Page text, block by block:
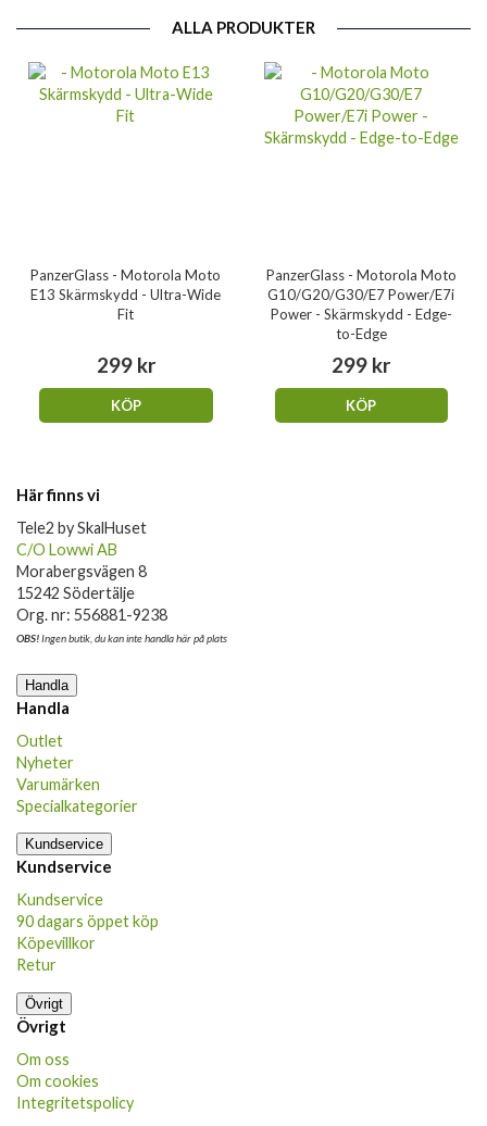
ALLA PRODUKTER
PanzerGlass - Motorola Moto
E13 Skärmskydd - Ultra-Wide
Fit
299 kr
KÖP
PanzerGlass - Motorola Moto
G10/G20/G30/E7 Power/E7i
Power - Skärmskydd - Edge-
to-Edge
299 kr
KÖP
Här finns vi
Tele2 by SkalHuset
C/O Lowwi AB
Morabergsvägen 8
15242 Södertälje
Org. nr: 556881-9238
OBS!Ingen butik, du kan inte handla här på plats
Handla
Handla
Outlet
Nyheter
Varumärken
Specialkategorier
Kundservice
Kundservice
Kundservice
90 dagars öppet köp
Köpevillkor
Retur
Övrigt
Övrigt
Om oss
Om cookies
Integritetspolicy